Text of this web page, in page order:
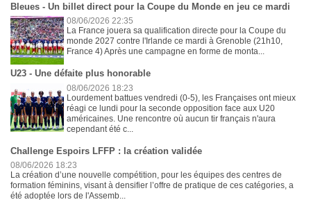
Bleues - Un billet direct pour la Coupe du Monde en jeu ce mardi
08/06/2026 22:35
La France jouera sa qualification directe pour la Coupe du
monde 2027 contre l'Irlande ce mardi à Grenoble (21h10,
France 4) Après une campagne en forme de monta...
U23 - Une défaite plus honorable
08/06/2026 18:23
Lourdement battues vendredi (0-5), les Françaises ont mieux
réagi ce lundi pour la seconde opposition face aux U20
américaines. Une rencontre où aucun tir français n'aura
cependant été c...
Challenge Espoirs LFFP : la création validée
08/06/2026 18:23
La création d’une nouvelle compétition, pour les équipes des centres de
formation féminins, visant à densifier l’offre de pratique de ces catégories, a
été adoptée lors de l'Assemb...